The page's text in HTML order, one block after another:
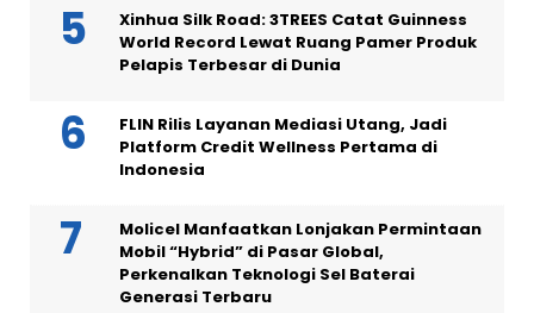
Xinhua Silk Road: 3TREES Catat Guinness
World Record Lewat Ruang Pamer Produk
Pelapis Terbesar di Dunia
FLIN Rilis Layanan Mediasi Utang, Jadi
Platform Credit Wellness Pertama di
Indonesia
Molicel Manfaatkan Lonjakan Permintaan
Mobil “Hybrid” di Pasar Global,
Perkenalkan Teknologi Sel Baterai
Generasi Terbaru